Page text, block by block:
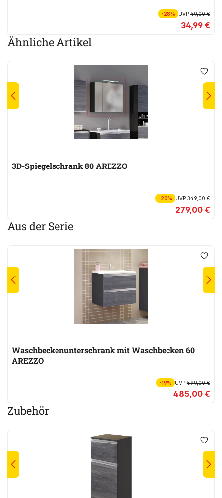
-28% UVP49,00 €
34,99 €
Ähnliche Artikel
3D-Spiegelschrank 80 AREZZO
-20% UVP349,00 €
279,00 €
Aus der Serie
Waschbeckenunterschrank mit Waschbecken 60
AREZZO
-19% UVP599,00 €
485,00 €
Zubehör